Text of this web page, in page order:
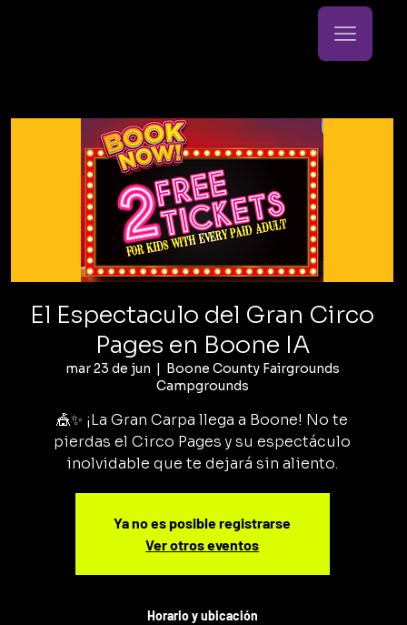
El Espectaculo del Gran Circo
Pages en Boone IA
mar 23 de jun
  |
Boone County Fairgrounds
Campgrounds
🎪✨ ¡La Gran Carpa llega a Boone! No te
pierdas el Circo Pages y su espectáculo
inolvidable que te dejará sin aliento.
Ya no es posible registrarse
Ver otros eventos
Horario y ubicación